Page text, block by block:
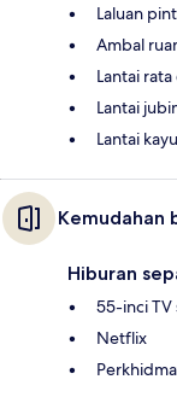
Laluan
Ambal
Lantai
Lantai
Lantai
Kemudahan
Hiburan
55-inci TV
Netflix